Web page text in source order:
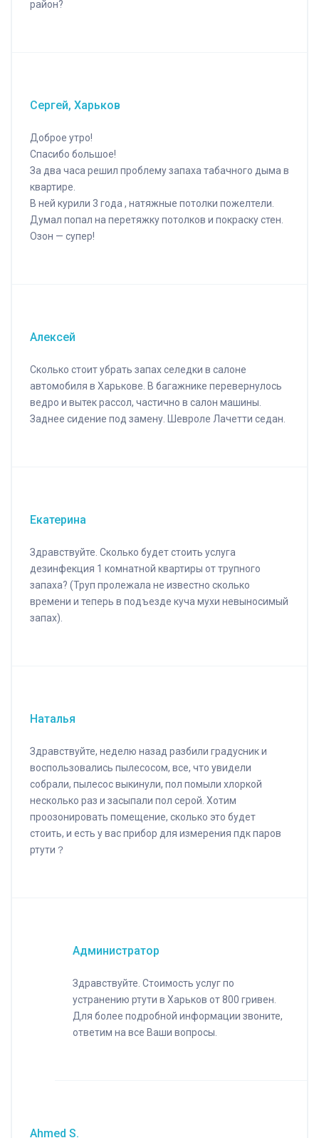
район?
Сергей, Харьков
Доброе утро!
Спасибо большое!
За два часа решил проблему запаха табачного дыма в
квартире.
В ней курили 3 года , натяжные потолки пожелтели.
Думал попал на перетяжку потолков и покраску стен.
Озон — супер!
Алексей
Сколько стоит убрать запах селедки в салоне
автомобиля в Харькове. В багажнике перевернулось
ведро и вытек рассол, частично в салон машины.
Заднее сидение под замену. Шевроле Лачетти седан.
Екатерина
Здравствуйте. Сколько будет стоить услуга
дезинфекция 1 комнатной квартиры от трупного
запаха? (Труп пролежала не известно сколько
времени и теперь в подъезде куча мухи невыносимый
запах).
Наталья
Здравствуйте, неделю назад разбили градусник и
воспользовались пылесосом, все, что увидели
собрали, пылесос выкинули, пол помыли хлоркой
несколько раз и засыпали пол серой. Хотим
проозонировать помещение, сколько это будет
стоить, и есть у вас прибор для измерения пдк паров
ртути？
Администратор
Здравствуйте. Стоимость услуг по
устранению ртути в Харьков от 800 гривен.
Для более подробной информации звоните,
ответим на все Ваши вопросы.
Ahmed S.